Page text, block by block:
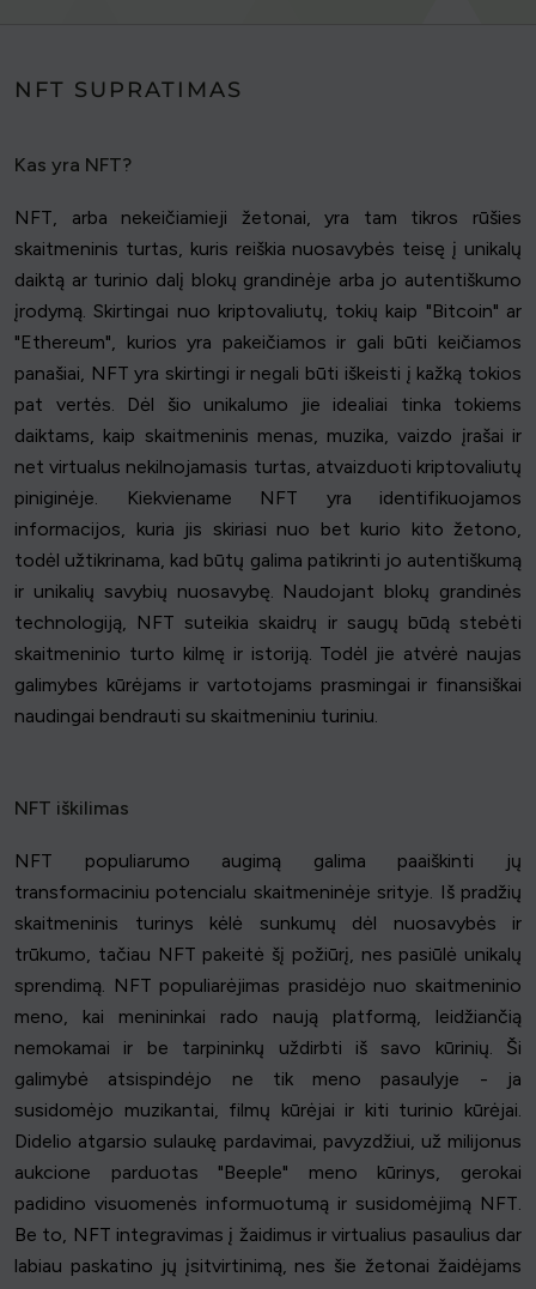
NFT SUPRATIMAS
Kas yra NFT?
NFT, arba nekeičiamieji žetonai, yra tam tikros rūšies
skaitmeninis turtas, kuris reiškia nuosavybės teisę į unikalų
daiktą ar turinio dalį blokų grandinėje arba jo autentiškumo
įrodymą. Skirtingai nuo kriptovaliutų, tokių kaip "Bitcoin" ar
"Ethereum", kurios yra pakeičiamos ir gali būti keičiamos
panašiai, NFT yra skirtingi ir negali būti iškeisti į kažką tokios
pat vertės. Dėl šio unikalumo jie idealiai tinka tokiems
daiktams, kaip skaitmeninis menas, muzika, vaizdo įrašai ir
net virtualus nekilnojamasis turtas, atvaizduoti kriptovaliutų
piniginėje. Kiekviename NFT yra identifikuojamos
informacijos, kuria jis skiriasi nuo bet kurio kito žetono,
todėl užtikrinama, kad būtų galima patikrinti jo autentiškumą
ir unikalių savybių nuosavybę. Naudojant blokų grandinės
technologiją, NFT suteikia skaidrų ir saugų būdą stebėti
skaitmeninio turto kilmę ir istoriją. Todėl jie atvėrė naujas
galimybes kūrėjams ir vartotojams prasmingai ir finansiškai
naudingai bendrauti su skaitmeniniu turiniu.
NFT iškilimas
NFT populiarumo augimą galima paaiškinti jų
transformaciniu potencialu skaitmeninėje srityje. Iš pradžių
skaitmeninis turinys kėlė sunkumų dėl nuosavybės ir
trūkumo, tačiau NFT pakeitė šį požiūrį, nes pasiūlė unikalų
sprendimą. NFT populiarėjimas prasidėjo nuo skaitmeninio
meno, kai menininkai rado naują platformą, leidžiančią
nemokamai ir be tarpininkų uždirbti iš savo kūrinių. Ši
galimybė atsispindėjo ne tik meno pasaulyje - ja
susidomėjo muzikantai, filmų kūrėjai ir kiti turinio kūrėjai.
Didelio atgarsio sulaukę pardavimai, pavyzdžiui, už milijonus
aukcione parduotas "Beeple" meno kūrinys, gerokai
padidino visuomenės informuotumą ir susidomėjimą NFT.
Be to, NFT integravimas į žaidimus ir virtualius pasaulius dar
labiau paskatino jų įsitvirtinimą, nes šie žetonai žaidėjams